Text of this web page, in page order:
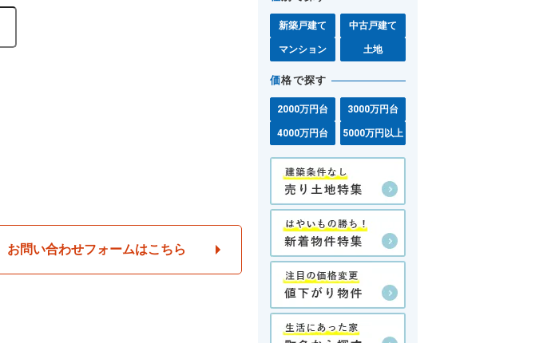
お問い合わせフォームはこちら
新築戸建て 中古戸建て
マンション 土地
価格で探す
2000万円台 3000万円台
4000万円台 5000万円以上